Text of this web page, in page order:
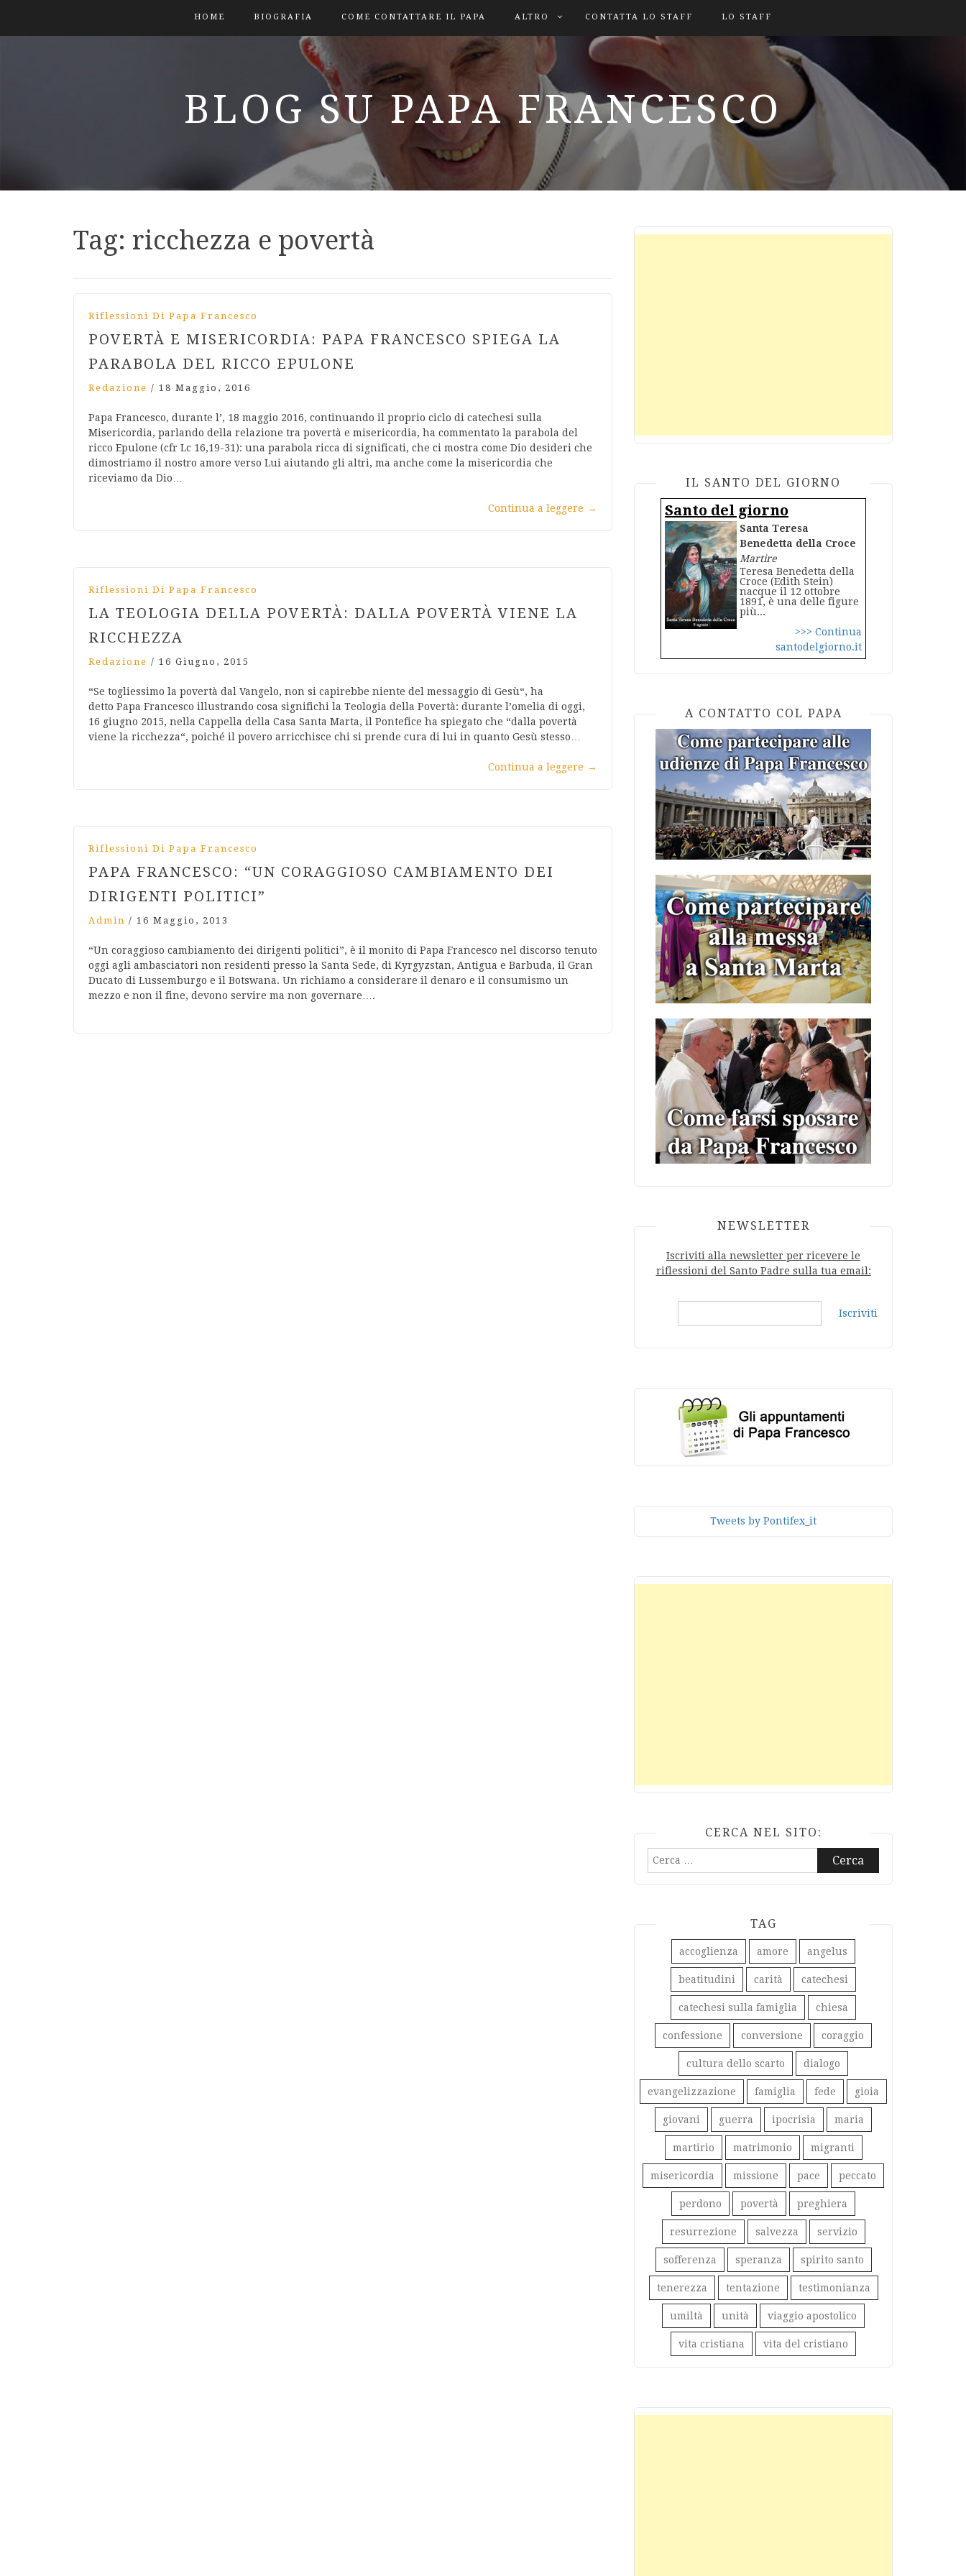
HOME BIOGRAFIA COME CONTATTARE IL PAPA ALTRO CONTATTA LO STAFF LO STAFF
BLOG SU PAPA FRANCESCO
Tag: ricchezza e povertà
Riflessioni Di Papa Francesco
POVERTÀ E MISERICORDIA: PAPA FRANCESCO SPIEGA LA
PARABOLA DEL RICCO EPULONE
Redazione / 18 Maggio, 2016
Papa Francesco, durante l’, 18 maggio 2016, continuando il proprio ciclo di catechesi sulla
Misericordia, parlando della relazione tra povertà e misericordia, ha commentato la parabola del
ricco Epulone (cfr Lc 16,19-31): una parabola ricca di significati, che ci mostra come Dio desideri che
dimostriamo il nostro amore verso Lui aiutando gli altri, ma anche come la misericordia che
riceviamo da Dio…
Continua a leggere →
Riflessioni Di Papa Francesco
LA TEOLOGIA DELLA POVERTÀ: DALLA POVERTÀ VIENE LA
RICCHEZZA
Redazione / 16 Giugno, 2015
“Se togliessimo la povertà dal Vangelo, non si capirebbe niente del messaggio di Gesù“, ha
detto Papa Francesco illustrando cosa significhi la Teologia della Povertà: durante l’omelia di oggi,
16 giugno 2015, nella Cappella della Casa Santa Marta, il Pontefice ha spiegato che “dalla povertà
viene la ricchezza“, poiché il povero arricchisce chi si prende cura di lui in quanto Gesù stesso…
Continua a leggere →
Riflessioni Di Papa Francesco
PAPA FRANCESCO: “UN CORAGGIOSO CAMBIAMENTO DEI
DIRIGENTI POLITICI”
Admin / 16 Maggio, 2013
“Un coraggioso cambiamento dei dirigenti politici”, è il monito di Papa Francesco nel discorso tenuto
oggi agli ambasciatori non residenti presso la Santa Sede, di Kyrgyzstan, Antigua e Barbuda, il Gran
Ducato di Lussemburgo e il Botswana. Un richiamo a considerare il denaro e il consumismo un
mezzo e non il fine, devono servire ma non governare….
IL SANTO DEL GIORNO
Santo del giorno
Santa Teresa
Benedetta della Croce
Martire
Teresa Benedetta della
Croce (Edith Stein)
nacque il 12 ottobre
1891, è una delle figure
più...
>>> Continua
santodelgiorno.it
A CONTATTO COL PAPA
NEWSLETTER
Iscriviti alla newsletter per ricevere le
riflessioni del Santo Padre sulla tua email:
Iscriviti
Tweets by Pontifex_it
CERCA NEL SITO:
Ricerca
TAG
accoglienza amore angelus
beatitudini carità catechesi
catechesi sulla famiglia chiesa
confessione conversione coraggio
cultura dello scarto dialogo
evangelizzazione famiglia fede gioia
giovani guerra ipocrisia maria
martirio matrimonio migranti
misericordia missione pace peccato
perdono povertà preghiera
resurrezione salvezza servizio
sofferenza speranza spirito santo
tenerezza tentazione testimonianza
umiltà unità viaggio apostolico
vita cristiana vita del cristiano